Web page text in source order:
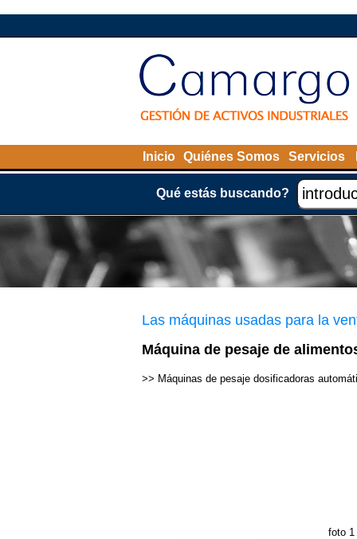
Inicio Quiénes Somos Servicios
Qué estás buscando?
Las máquinas usadas para la
Máquina de pesaje de
>> Máquinas de pesaje dosificadoras
foto 1